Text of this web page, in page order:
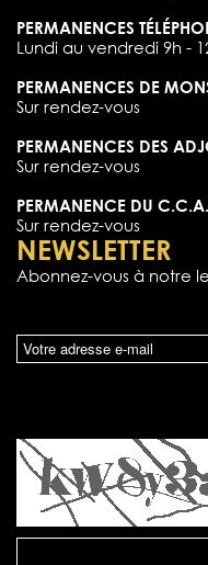
PERMANENCES
Lundi au vendredi 9h -
PERMANENCES DE
Sur rendez-vous
PERMANENCES DES
Sur rendez-vous
PERMANENCE DU
Sur rendez-vous
NEWSLETTER
Abonnez-vous à notre